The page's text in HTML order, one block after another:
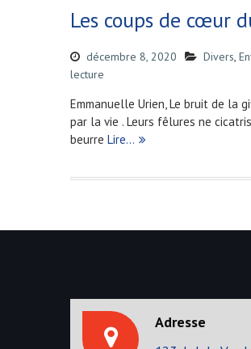
Les coups de cœur
décembre 8, 2020 Divers,
lecture
Emmanuelle Urien, Le bruit de la
par la vie . Leurs fêlures ne
beurre Lire…
Adresse